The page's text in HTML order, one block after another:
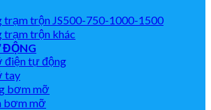
trạm trộn JS500-750-1000-1500
trạm trộn khác
điện tự động
tay
bơm mỡ
bơm mỡ